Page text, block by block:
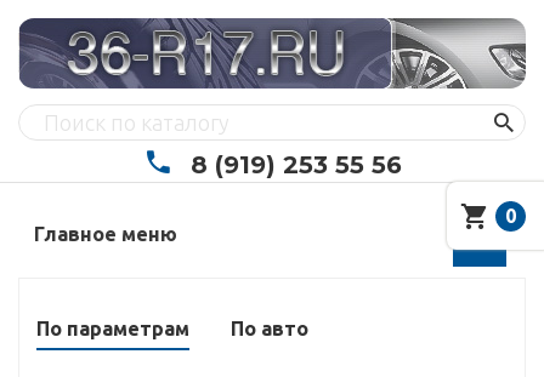
8 (919) 253 55 56
Главное меню
По параметрам По авто
0